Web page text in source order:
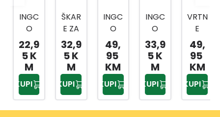
INGC
O
ŠKAR
E ZA
GRA
NE 29
725
MM
HLT7
22,9
5 K
M
KUPI
ŠKAR
E ZA
GRA
NE
3076
0MM
HLT7
608
32,9
5 K
M
KUPI
INGC
O
ŠKAR
E ZA
GRA
NE
TELE
SKOP
HEPS
49,
95
KM
KUPI
INGC
O
ŠKAR
E ZA
ŽIVIC
U
710-
860
MM
33,9
5 K
M
KUPI
VRTN
E
ŠKAR
E 3/1
HLT7
6033
49,
95
KM
KUPI